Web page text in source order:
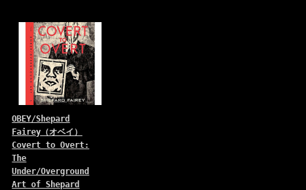
OBEY/Shepard
Fairey（オベイ）
Covert to Overt:
The
Under/Overground
Art of Shepard